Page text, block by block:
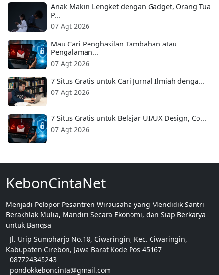
Anak Makin Lengket dengan Gadget, Orang Tua
P...
07 Agt 2026
Mau Cari Penghasilan Tambahan atau
Pengalaman...
07 Agt 2026
7 Situs Gratis untuk Cari Jurnal Ilmiah denga...
07 Agt 2026
7 Situs Gratis untuk Belajar UI/UX Design, Co...
07 Agt 2026
KebonCintaNet
Menjadi Pelopor Pesantren Wirausaha yang Mendidik Santri
Berakhlak Mulia, Mandiri Secara Ekonomi, dan Siap Berkarya
untuk Bangsa
Jl. Urip Sumoharjo No.18, Ciwaringin, Kec. Ciwaringin,
Kabupaten Cirebon, Jawa Barat Kode Pos 45167
087724345243
pondokkeboncinta@gmail.com